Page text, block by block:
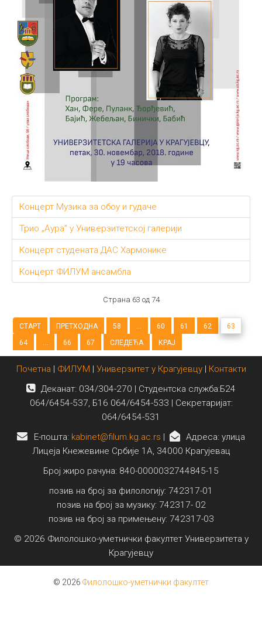
Концерт Музика за обоу и гудаче
Трио „Аура” у Универзитетској галерији
Концерт студената ДАС Хармонике
Концерт ФИЛУМ ансамбла
Страна 63 од 74
СТАРТ ПРЕТХОДНА 58 ... 60 61 62
63
64
... 66 67 СЛЕДЕЋА КРАЈ
Почетна | ФИЛУМ | Универзитет у Крагујевцу| Контакти
Деканат: 034/304-270 | Студентска служба:Б24
064/6454-537, Б16 064/6454-533 | Секретаријат:
064/6454-531
E-пошта: kabinet@filum.kg.ac.rs |
Адреса: улица
Лицеја Кнежевине Србије 1А, 34000 Крагујевац
Број жиро рачуна: 840-0000032744845-15
позив на број за филологију: 742317-01
позив на број за музику: 742317- 02
позив на број за примењену: 742317-03
© 2026 Филолошко-уметнички факултет Универзитета у
Крагујевцу
© 2026 Филолошко-уметнички факултет